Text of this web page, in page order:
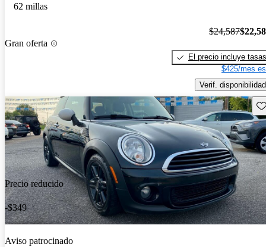
62 millas
Gran oferta
$24,587
El precio incluye tasas
$425/mes
Verif. disponibilidad
Precio reducido
-$349
Aviso patrocinado